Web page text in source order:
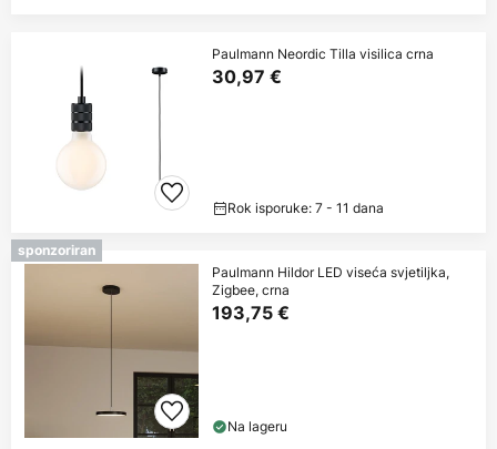
Paulmann Neordic Tilla visilica crna
30,97 €
Rok isporuke: 7 - 11 dana
sponzoriran
Paulmann Hildor LED viseća svjetiljka,
Zigbee, crna
193,75 €
Na lageru